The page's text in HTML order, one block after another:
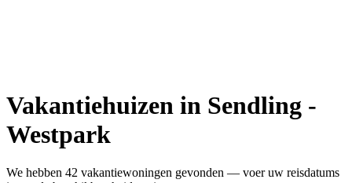
Vakantiehuizen in Sendling -
Westpark
We hebben 42 vakantiewoningen gevonden — voer uw reisdatums